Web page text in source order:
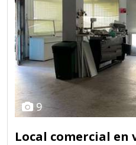
9
Local comercial en